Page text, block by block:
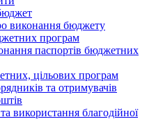
виконання бюджету
програм
паспортів бюджетних
цільових програм
та отримувачів
використання благодійної